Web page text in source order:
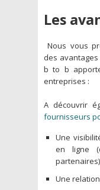
Les
Nous vous
des
b to b
entreprises :
A découvrir
fournisseurs
Une
en ligne
partenaires)
Une